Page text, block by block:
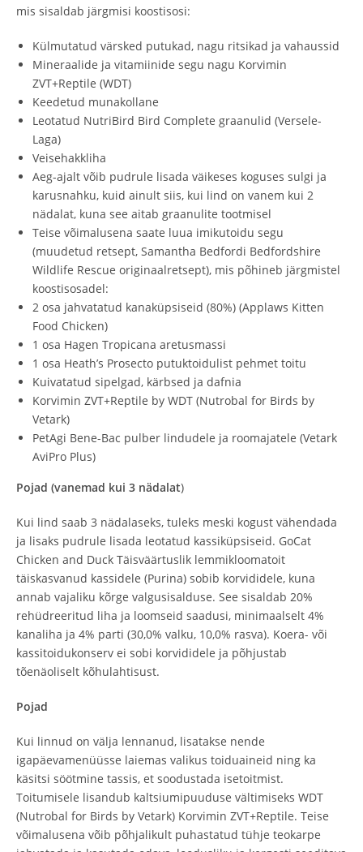
mis sisaldab järgmisi koostisosi:
Külmutatud värsked putukad, nagu ritsikad ja vahaussid
Mineraalide ja vitamiinide segu nagu Korvimin
ZVT+Reptile (WDT)
Keedetud munakollane
Leotatud NutriBird Bird Complete graanulid (Versele-
Laga)
Veisehakkliha
Aeg-ajalt võib pudrule lisada väikeses koguses sulgi ja
karusnahku, kuid ainult siis, kui lind on vanem kui 2
nädalat, kuna see aitab graanulite tootmisel
Teise võimalusena saate luua imikutoidu segu
(muudetud retsept, Samantha Bedfordi Bedfordshire
Wildlife Rescue originaalretsept), mis põhineb järgmistel
koostisosadel:
2 osa jahvatatud kanaküpsiseid (80%) (Applaws Kitten
Food Chicken)
1 osa Hagen Tropicana aretusmassi
1 osa Heath’s Prosecto putuktoidulist pehmet toitu
Kuivatatud sipelgad, kärbsed ja dafnia
Korvimin ZVT+Reptile by WDT (Nutrobal for Birds by
Vetark)
PetAgi Bene-Bac pulber lindudele ja roomajatele (Vetark
AviPro Plus)
Pojad (vanemad kui 3 nädalat)
Kui lind saab 3 nädalaseks, tuleks meski kogust vähendada
ja lisaks pudrule lisada leotatud kassiküpsiseid. GoCat
Chicken and Duck Täisväärtuslik lemmikloomatoit
täiskasvanud kassidele (Purina) sobib korvididele, kuna
annab vajaliku kõrge valgusisalduse. See sisaldab 20%
rehüdreeritud liha ja loomseid saadusi, minimaalselt 4%
kanaliha ja 4% parti (30,0% valku, 10,0% rasva). Koera- või
kassitoidukonserv ei sobi korvididele ja põhjustab
tõenäoliselt kõhulahtisust.
Pojad
Kui linnud on välja lennanud, lisatakse nende
igapäevamenüüsse laiemas valikus toiduaineid ning ka
käsitsi söötmine tassis, et soodustada isetoitmist.
Toitumisele lisandub kaltsiumipuuduse vältimiseks WDT
(Nutrobal for Birds by Vetark) Korvimin ZVT+Reptile. Teise
võimalusena võib põhjalikult puhastatud tühje teokarpe